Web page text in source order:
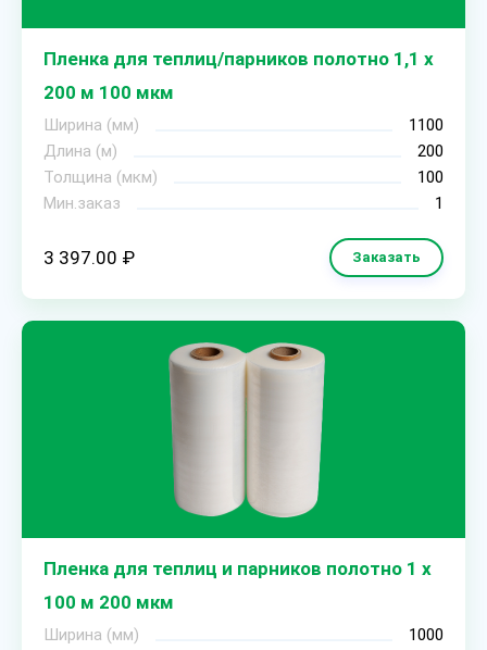
Пленка для теплиц/парников полотно 1,1 х
200 м 100 мкм
Ширина (мм)
1100
Длина (м)
200
Толщина (мкм)
100
Мин.заказ
1
3 397.00 ₽ Заказать
Пленка для теплиц и парников полотно 1 х
100 м 200 мкм
Ширина (мм)
1000